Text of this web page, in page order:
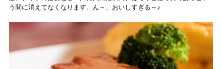
う間に消えてなくなります。ん～、おいしすぎる～♪